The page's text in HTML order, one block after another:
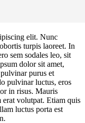
elit. Nunc
turpis laoreet. In
sem sodales leo, sit
dolor sit amet,
purus et
pulvinar luctus, eros
in risus. Mauris
erat volutpat. Etiam quis
luctus porta est